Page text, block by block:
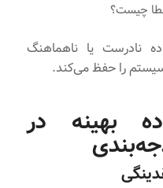
چیست؟
نادرست یا ناهماهنگ
را حفظ می‌کند.
بهینه در